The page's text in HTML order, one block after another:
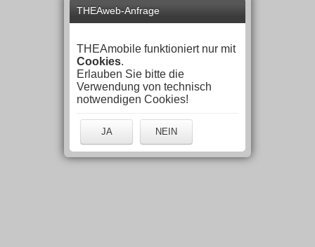
THEAweb-Anfrage
THEAmobile funktioniert nur mit
Cookies.
Erlauben Sie bitte die
Verwendung von technisch
notwendigen Cookies!
JA NEIN